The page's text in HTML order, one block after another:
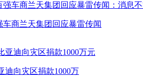
商兰天集团回应暴雷传闻
迪向灾区捐款1000万